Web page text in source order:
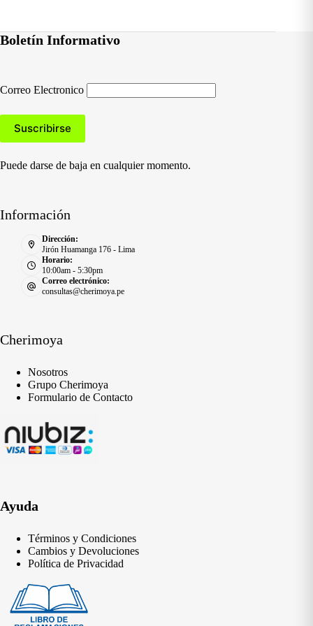
Boletín Informativo
Correo Electronico
Puede darse de baja en cualquier momento.
Información
Dirección:
Jirón Huamanga 176 - Lima
Horario:
10:00am - 5:30pm
Correo electrónico:
consultas@cherimoya.pe
Cherimoya
Nosotros
Grupo Cherimoya
Formulario de Contacto
Ayuda
Términos y Condiciones
Cambios y Devoluciones
Política de Privacidad